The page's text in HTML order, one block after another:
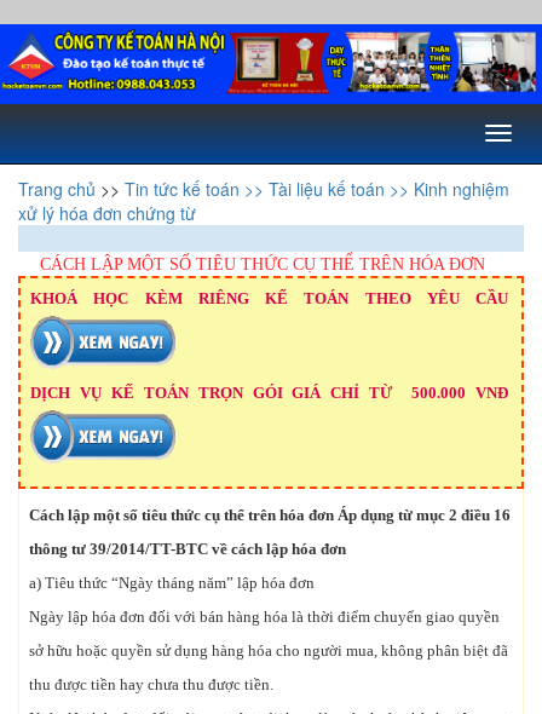
Toggle
Trang chủ >> Tin tức kế toán >> Tài liệu kế toán >> Kinh nghiệm
xử lý hóa đơn chứng từ
CÁCH LẬP MỘT SỐ TIÊU THỨC CỤ THỂ TRÊN HÓA ĐƠN
KHOÁ HỌC KÈM RIÊNG KẾ TOÁN THEO YÊU CẦU
DỊCH VỤ KẾ TOÁN TRỌN GÓI GIÁ CHỈ TỪ 500.000 VNĐ
Cách lập một số tiêu thức cụ thể trên hóa đơn Áp dụng từ mục 2 điều 16
thông tư 39/2014/TT-BTC về cách lập hóa đơn
a) Tiêu thức “Ngày tháng năm” lập hóa đơn
Ngày lập hóa đơn đối với bán hàng hóa là thời điểm chuyển giao quyền
sở hữu hoặc quyền sử dụng hàng hóa cho người mua, không phân biệt đã
thu được tiền hay chưa thu được tiền.